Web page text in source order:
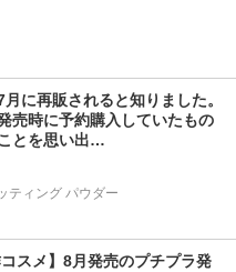
に再販されると知りました。
売時に予約購入していたもの
とを思い出…
ティング パウダー
コスメ】8月発売のプチプラ発